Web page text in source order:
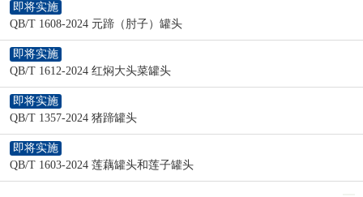
即将实施
QB/T 1608-2024 元蹄（肘子）罐头
即将实施
QB/T 1612-2024 红焖大头菜罐头
即将实施
QB/T 1357-2024 猪蹄罐头
即将实施
QB/T 1603-2024 莲藕罐头和莲子罐头